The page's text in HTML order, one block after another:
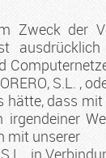
Zweck der
S.L. ,
hätte, dass
irgendeiner
mit unserer